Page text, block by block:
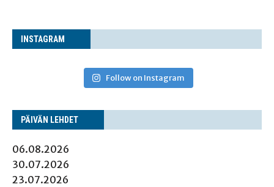
INS­TA­GRAM
Follow on Instagram
PÄI­VÄN LEHDET
06.08.2026
30.07.2026
23.07.2026